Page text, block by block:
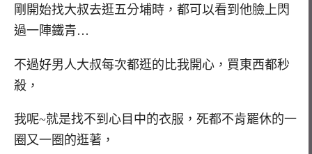
剛開始找大叔去逛五分埔時，都可以看到他臉上閃
過一陣鐵青…
不過好男人大叔每次都逛的比我開心，買東西都秒
殺，
我呢~就是找不到心目中的衣服，死都不肯罷休的一
圈又一圈的逛著，